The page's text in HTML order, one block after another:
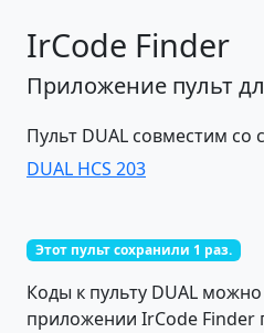
IrCode Finder
Приложение пульт
Пульт DUAL совместим
DUAL HCS 203
Этот пульт сохранили 1 раз.
Коды к пульту DUAL
приложении IrCode Finder